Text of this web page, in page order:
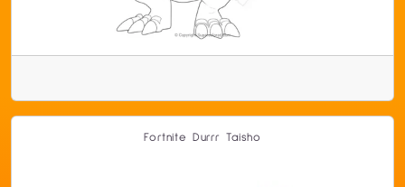
Fortnite Durrr Taisho